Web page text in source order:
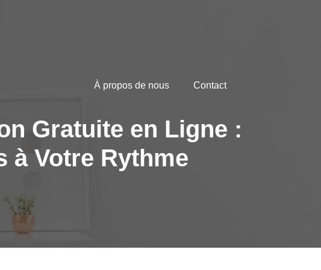
À propos de nous Contact
Gratuite en Ligne :
à Votre Rythme